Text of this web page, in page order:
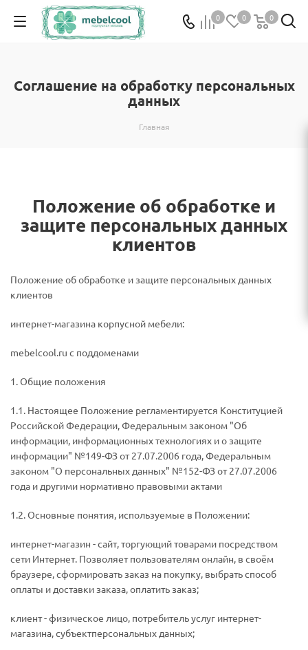
0 0 0
Соглашение на обработку персональных
данных
Главная
Положение об обработке и
защите персональных данных
клиентов
Положение об обработке и защите персональных данных
клиентов
интернет-магазина корпусной мебели:
mebelcool.ru с поддоменами
1. Общие положения
1.1. Настоящее Положение регламентируется Конституцией
Российской Федерации, Федеральным законом "Об
информации, информационных технологиях и о защите
информации" №149-ФЗ от 27.07.2006 года, Федеральным
законом "О персональных данных" №152-ФЗ от 27.07.2006
года и другими нормативно правовыми актами
1.2. Основные понятия, используемые в Положении:
интернет-магазин - сайт, торгующий товарами посредством
сети Интернет. Позволяет пользователям онлайн, в своём
браузере, сформировать заказ на покупку, выбрать способ
оплаты и доставки заказа, оплатить заказ;
­клиент - физическое лицо, потребитель услуг интернет-
магазина, субъектперсональных данных;